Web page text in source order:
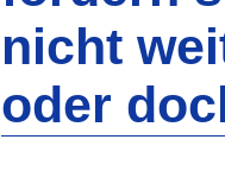
nicht
oder